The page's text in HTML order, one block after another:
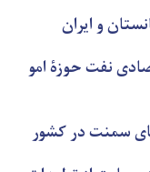
و ایران
نفت حوزۀ امو
سمنت در کشور